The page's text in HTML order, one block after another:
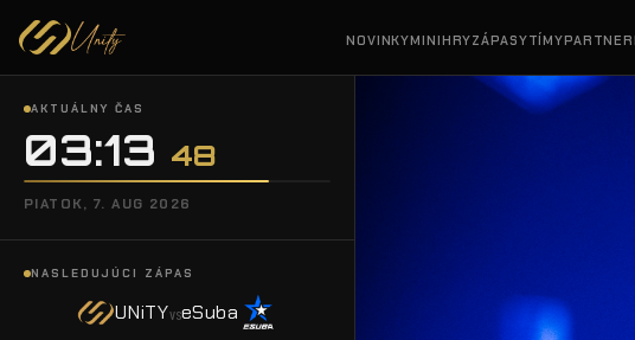
NOVINKYMINIHRYZÁPASYTÍMYPARTNERI
AKTUÁLNY ČAS
03:13 49
PIATOK, 7. AUG 2026
NASLEDUJÚCI ZÁPAS
UNiTYvseSuba